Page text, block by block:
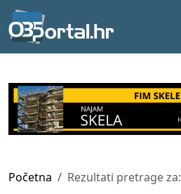
Početna Rezultati pretrage za: